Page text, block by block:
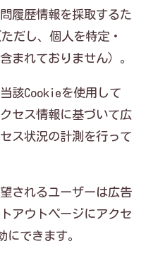
履歴情報を採取するた
だし、個人を特定・
まれておりません）。
該Cookieを使用して
セス情報に基づいて広
ス状況の計測を行って
されるユーザーは広告
アウトページにアクセ
できます。